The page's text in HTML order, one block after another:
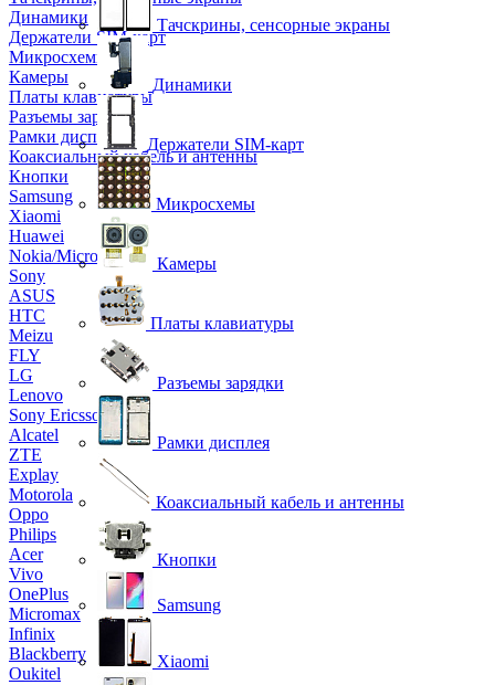
Динамики
Держатели SIM-карт
Микросхемы
Камеры
Платы клавиатуры
Разъемы зарядки
Рамки дисплея
Коаксиальный кабель и антенны
Кнопки
Samsung
Xiaomi
Huawei
Nokia/Microsoft
Sony
ASUS
HTC
Meizu
FLY
LG
Lenovo
Sony Ericsson
Alcatel
ZTE
Explay
Motorola
Oppo
Philips
Acer
Vivo
OnePlus
Micromax
Infinix
Blackberry
Oukitel
Тачскрины, сенсорные экраны
Динамики
Держатели SIM-карт
Микросхемы
Камеры
Платы клавиатуры
Разъемы зарядки
Рамки дисплея
Коаксиальный кабель и антенны
Кнопки
Samsung
Xiaomi